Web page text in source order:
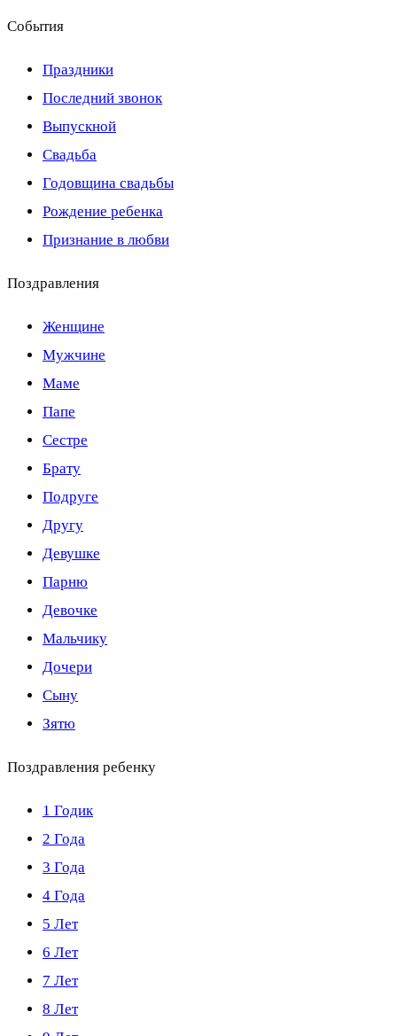
События
Праздники
Последний звонок
Выпускной
Свадьба
Годовщина свадьбы
Рождение ребенка
Признание в любви
Поздравления
Женщине
Мужчине
Маме
Папе
Сестре
Брату
Подруге
Другу
Девушке
Парню
Девочке
Мальчику
Дочери
Сыну
Зятю
Поздравления ребенку
1 Годик
2 Года
3 Года
4 Года
5 Лет
6 Лет
7 Лет
8 Лет